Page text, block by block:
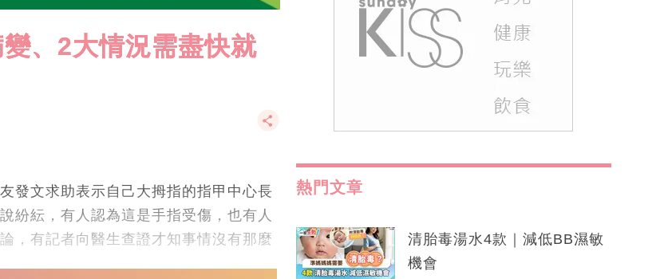
、2大情況需盡快就
發文求助表示自己大拇指的指甲中心長
紛紜，有人認為這是手指受傷，也有人
，有記者向醫生查證才知事情沒有那麼
熱門文章
清胎毒湯水4款｜減低BB濕敏
機會